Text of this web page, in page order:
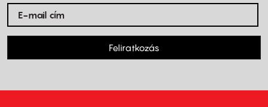
Feliratkozás